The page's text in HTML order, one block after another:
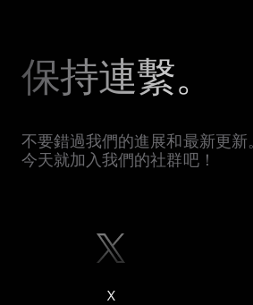
保持連繫。
不要錯過我們的進展和最新更
今天就加入我們的社群吧！
X